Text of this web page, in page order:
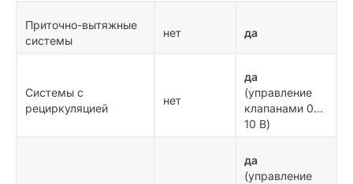
Приточно-вытяжные
системы
нет да
Системы с
рециркуляцией
нет
да
(управление
клапанами 0…
10 В)
да
(управление